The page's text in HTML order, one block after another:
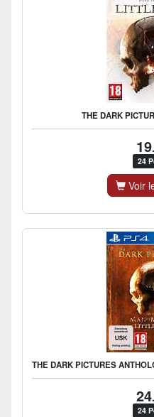
THE DARK
19
24
Voir
24
24